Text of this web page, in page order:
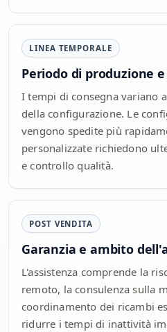
LINEA TEMPORALE
Periodo di produzione
I tempi di consegna variano
della configurazione. Le
vengono spedite più
personalizzate richiedono
e controllo qualità.
POST VENDITA
Garanzia e ambito
L'assistenza comprende la
remoto, la consulenza sulla
coordinamento dei ricambi
ridurre i tempi di inattività